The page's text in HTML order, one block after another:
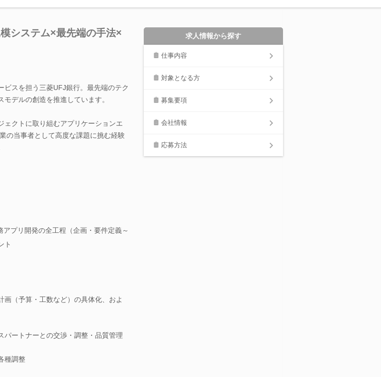
システム×最先端の手法×
スを担う三菱UFJ銀行。最先端のテク
デルの創造を推進しています。
ェクトに取り組むアプリケーションエ
の当事者として高度な課題に挑む経験
プリ開発の全工程（企画・要件定義～
ト
（予算・工数など）の具体化、およ
ートナーとの交渉・調整・品質管理
種調整
求人情報から探す
仕事内容
対象となる方
募集要項
会社情報
応募方法